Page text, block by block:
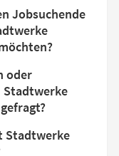
Jobsuchende
oder
Stadtwerke
Stadtwerke